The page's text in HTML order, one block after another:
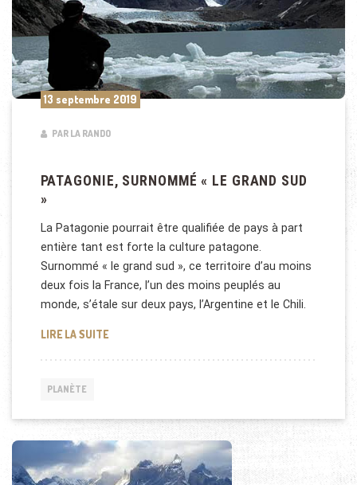
13 septembre 2019
PAR LA RANDO
PATAGONIE, SURNOMMÉ « LE GRAND SUD
»
La Patagonie pourrait être qualifiée de pays à part
entière tant est forte la culture patagone.
Surnommé « le grand sud », ce territoire d’au moins
deux fois la France, l’un des moins peuplés au
monde, s’étale sur deux pays, l’Argentine et le Chili.
LIRE LA SUITEPATAGONIE, SURNOMMÉ « LE GRAND SUD »
PLANÈTE